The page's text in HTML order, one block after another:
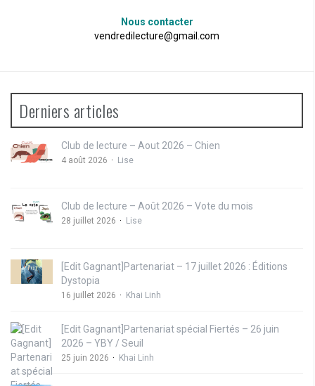
Nous contacter
vendredilecture@gmail.com
Derniers articles
Club de lecture – Aout 2026 – Chien
4 août 2026 Lise
Club de lecture – Août 2026 – Vote du mois
28 juillet 2026 Lise
[Edit Gagnant]Partenariat – 17 juillet 2026 : Éditions
Dystopia
16 juillet 2026 Khai Linh
[Edit Gagnant]Partenariat spécial Fiertés – 26 juin
2026 – YBY / Seuil
25 juin 2026 Khai Linh